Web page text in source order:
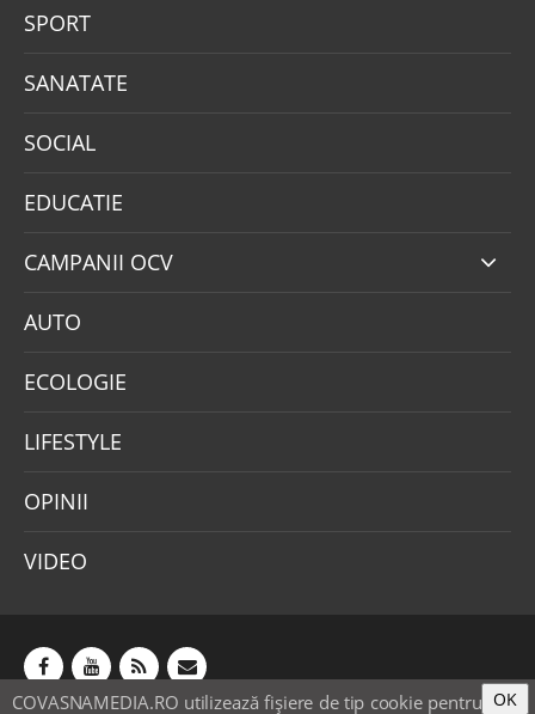
SPORT
SANATATE
SOCIAL
EDUCATIE
CAMPANII OCV
AUTO
ECOLOGIE
LIFESTYLE
OPINII
VIDEO
COVASNAMEDIA.RO utilizează fişiere de tip cookie pentru OK